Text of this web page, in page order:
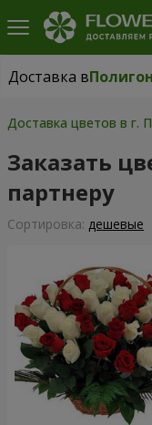
Доставка вПолигон
Доставка в
Доставка цветов в г.
Заказать
партнеру
Cортировка: дешевые